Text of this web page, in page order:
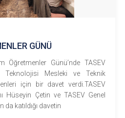
GÜNÜ
Öğretmenler Günü’nde TASEV
Teknolojisi Mesleki ve Teknik
için bir davet verdi.TASEV
Hüseyin Çetin ve TASEV Genel
da katıldığı davetin